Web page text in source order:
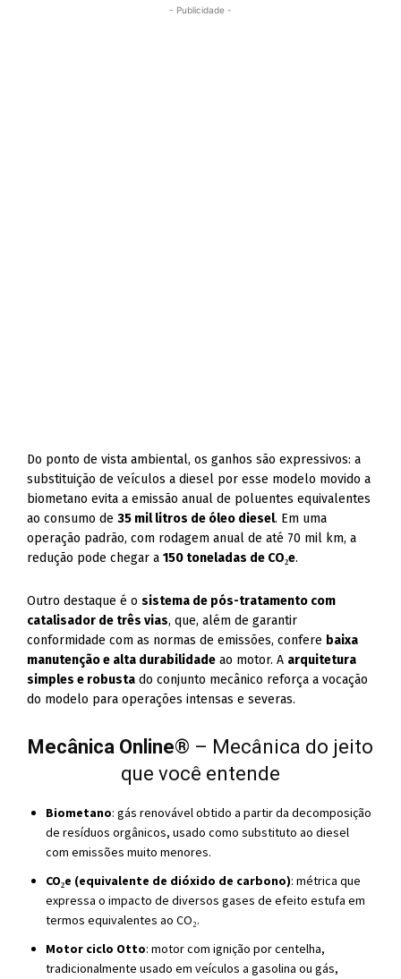
- Publicidade -
Do ponto de vista ambiental, os ganhos são expressivos: a
substituição de veículos a diesel por esse modelo movido a
biometano evita a emissão anual de poluentes equivalentes
ao consumo de35 mil litros de óleo diesel. Em uma
operação padrão, com rodagem anual de até 70 mil km, a
redução pode chegar a150 toneladas de CO₂e.
Outro destaque é osistema de pós-tratamento com
catalisador de três vias, que, além de garantir
conformidade com as normas de emissões, confere baixa
manutenção e alta durabilidade ao motor. A arquitetura
simples e robusta do conjunto mecânico reforça a vocação
do modelo para operações intensas e severas.
Mecânica Online® – Mecânica do jeito
que você entende
Biometano: gás renovável obtido a partir da decomposição
de resíduos orgânicos, usado como substituto ao diesel
com emissões muito menores.
CO₂e (equivalente de dióxido de carbono): métrica que
expressa o impacto de diversos gases de efeito estufa em
termos equivalentes ao CO₂.
Motor ciclo Otto: motor com ignição por centelha,
tradicionalmente usado em veículos a gasolina ou gás,